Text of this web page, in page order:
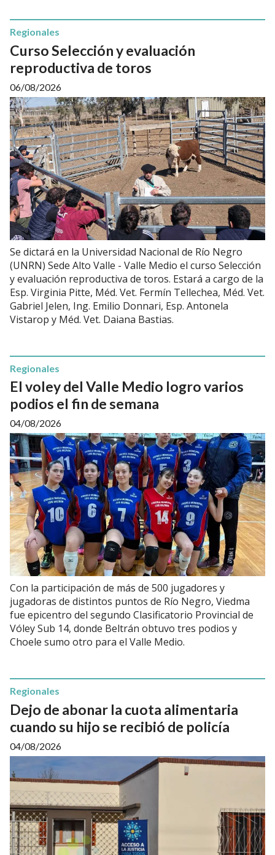
Curso Selección y evaluación
reproductiva de toros
Regionales
06/08/2026
Se dictará en la Universidad Nacional de Río Negro
(UNRN) Sede Alto Valle - Valle Medio el curso Selección
y evaluación reproductiva de toros. Estará a cargo de la
Esp. Virginia Pitte, Méd. Vet. Fermín Tellechea, Méd. Vet.
Gabriel Jelen, Ing. Emilio Donnari, Esp. Antonela
Vistarop y Méd. Vet. Daiana Bastias.
El voley del Valle Medio logro varios
podios el fin de semana
Regionales
04/08/2026
Con la participación de más de 500 jugadores y
jugadoras de distintos puntos de Río Negro, Viedma
fue epicentro del segundo Clasificatorio Provincial de
Vóley Sub 14, donde Beltrán obtuvo tres podios y
Choele sumo otro para el Valle Medio.
Dejo de abonar la cuota alimentaria
cuando su hijo se recibió de policía
Regionales
04/08/2026